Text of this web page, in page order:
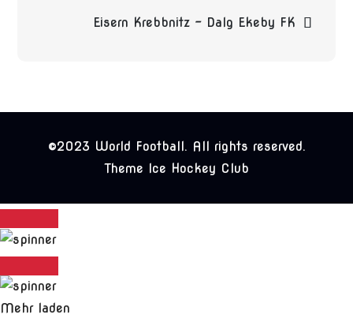
Eisern Krebbnitz – Dalg Ekeby FK
©2023 World Football. All rights reserved.
Theme Ice Hockey Club
Mehr laden